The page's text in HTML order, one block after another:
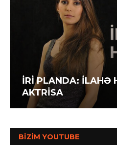
İRİ PLANDA: İLAHƏ
AKTRİSA
BIZIM YOUTUBE